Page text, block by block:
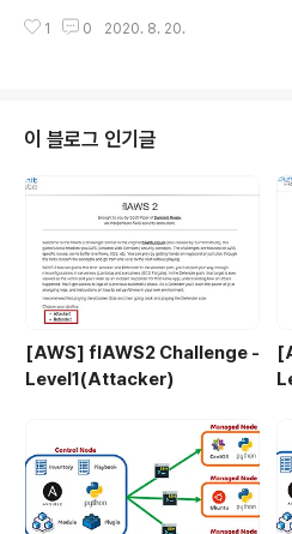
이 � www.acmicpc.net 이 문제는 크루스칼
하지만 상근이는 새로운 비행기를 무서워하기
e)까지 공부할 수 있었다. Spanning Tree :
그래프에서 모든 정점들을 연결함과 동시에 순
는 형태를 의미한다. => 만약 이와 같은 상황에
포함되고 최소 가중치만을 이용하여 연결하는
신장 트리라고 한다. 이 문제를 잘 읽어보면
1 0 2020. 8. 20.
이 블로그 인기글
[AWS] flAWS2 Challenge -
Level1(Attacker)